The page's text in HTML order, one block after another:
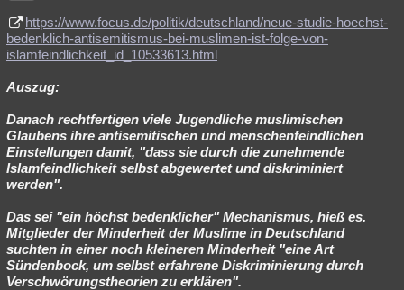
https://www.focus.de/politik/deutschland/neue-studie-hoechst-
bedenklich-antisemitismus-bei-muslimen-ist-folge-von-
islamfeindlichkeit_id_10533613.html
Auszug:
Danach rechtfertigen viele Jugendliche muslimischen
Glaubens ihre antisemitischen und menschenfeindlichen
Einstellungen damit, "dass sie durch die zunehmende
Islamfeindlichkeit selbst abgewertet und diskriminiert
werden".
Das sei "ein höchst bedenklicher" Mechanismus, hieß es.
Mitglieder der Minderheit der Muslime in Deutschland
suchten in einer noch kleineren Minderheit "eine Art
Sündenbock, um selbst erfahrene Diskriminierung durch
Verschwörungstheorien zu erklären".